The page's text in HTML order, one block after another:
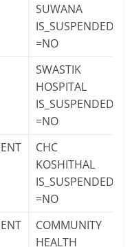
SUWANA
IS_SUSPENDED
=NO
SWASTIK
HOSPITAL
IS_SUSPENDED
=NO
CHC
KOSHITHAL
IS_SUSPENDED
=NO
COMMUNITY
HEALTH